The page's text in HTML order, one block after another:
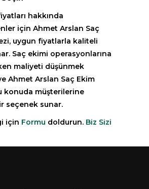
hakkında
için Ahmet Arslan Saç
uygun fiyatlarla kaliteli
Saç ekimi operasyonlarına
maliyeti düşünmek
Ahmet Arslan Saç Ekim
konuda müşterilerine
seçenek sunar.
için Formu doldurun. Biz Sizi